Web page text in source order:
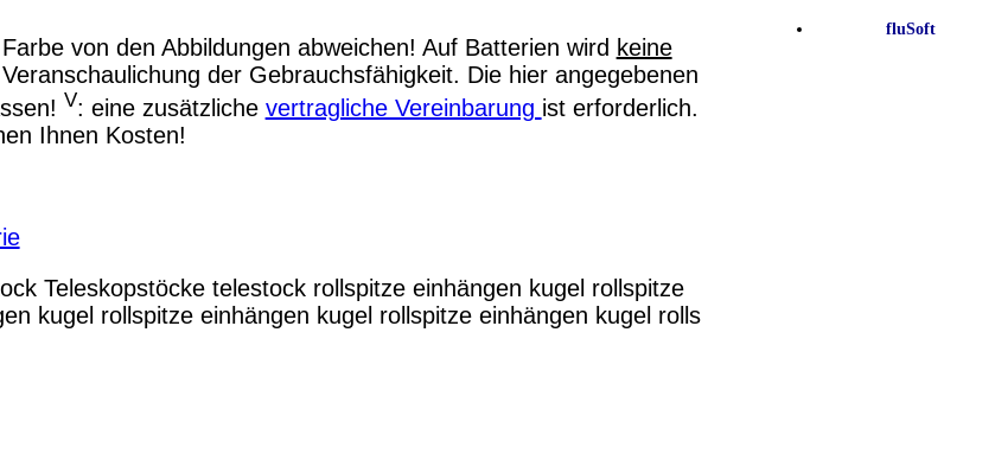
fluSoft
von den Abbildungen abweichen! Auf Batterien wird keine
der Gebrauchsfähigkeit. Die hier angegebenen
V: eine zusätzliche vertragliche Vereinbarung ist erforderlich.
Ihnen Kosten!
Teleskopstöcketelestockrollspitze einhängen kugel rollspitze
kugel rollspitze einhängen kugel rollspitze einhängen kugel rolls